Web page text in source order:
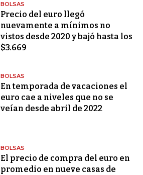
BOLSAS
Precio del euro llegó
nuevamente a mínimos no
vistos desde 2020 y bajó hasta los
$3.669
BOLSAS
En temporada de vacaciones el
euro cae a niveles que no se
veían desde abril de 2022
BOLSAS
El precio de compra del euro en
promedio en nueve casas de